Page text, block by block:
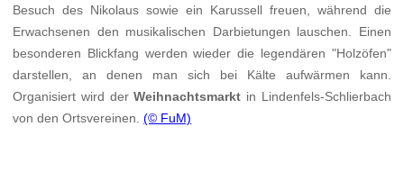
Besuch des Nikolaus sowie ein Karussell freuen, während die
Erwachsenen den musikalischen Darbietungen lauschen. Einen
besonderen Blickfang werden wieder die legendären "Holzöfen"
darstellen, an denen man sich bei Kälte aufwärmen kann.
Organisiert wird derWeihnachtsmarkt in Lindenfels-Schlierbach
von den Ortsvereinen.(© FuM)